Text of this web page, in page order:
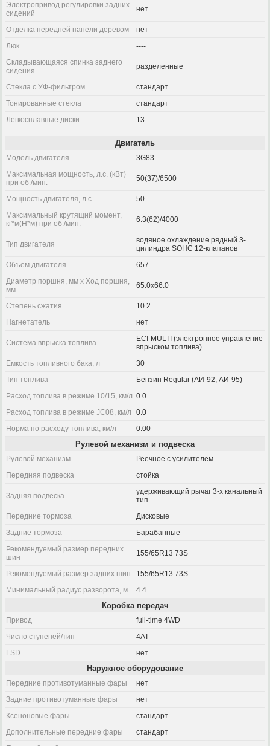
Электропривод регулировки задних
сидений
нет
Отделка передней панели деревом
нет
Люк
----
Складывающаяся спинка заднего
сидения
разделенные
Стекла с УФ-фильтром
стандарт
Тонированные стекла
стандарт
Легкосплавные диски
13
Двигатель
Модель двигателя
3G83
Максимальная мощность, л.с. (кВт)
при об./мин.
50(37)/6500
Мощность двигателя, л.с.
50
Максимальный крутящий момент,
кг*м(Н*м) при об./мин.
6.3(62)/4000
Тип двигателя
водяное охлаждение рядный 3-
цилиндра SOHC 12-клапанов
Объем двигателя
657
Диаметр поршня, мм x Ход поршня,
мм
65.0x66.0
Степень сжатия
10.2
Нагнетатель
нет
Система впрыска топлива
ECI-MULTI (электронное управление
впрыском топлива)
Емкость топливного бака, л
30
Тип топлива
Бензин Regular (АИ-92, АИ-95)
Расход топлива в режиме 10/15, км/л 0.0
Расход топлива в режиме JC08, км/л
0.0
Норма по расходу топлива, км/л
0.00
Рулевой механизм и подвеска
Рулевой механизм
Реечное с усилителем
Передняя подвеска
стойка
Задняя подвеска
удерживающий рычаг 3-х канальный
тип
Передние тормоза
Дисковые
Задние тормоза
Барабанные
Рекомендуемый размер передних
шин
155/65R13 73S
Рекомендуемый размер задних шин
155/65R13 73S
Минимальный радиус разворота, м
4.4
Коробка передач
Привод
full-time 4WD
Число ступеней/тип
4AT
LSD
нет
Наружное оборудование
Передние противотуманные фары
нет
Задние противотуманные фары
нет
Ксеноновые фары
стандарт
Дополнительные передние фары
стандарт